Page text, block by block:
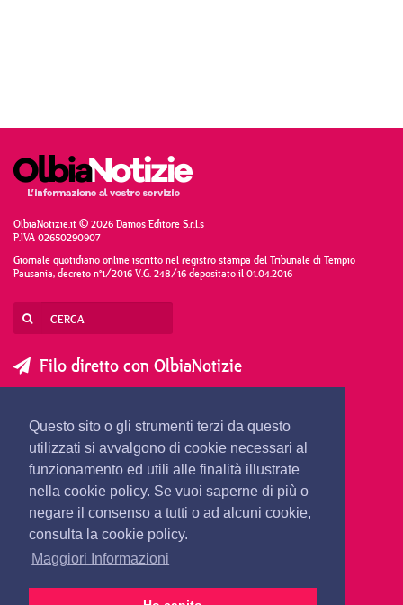
Questo sito o gli strumenti terzi da questo
utilizzati si avvalgono di cookie necessari al
funzionamento ed utili alle finalità illustrate
nella cookie policy. Se vuoi saperne di più o
negare il consenso a tutti o ad alcuni cookie,
consulta la cookie policy.
Maggiori Informazioni
OlbiaNotizie.it © 2026 Damos Editore S.r.l.s
P.IVA 02650290907
Giornale quotidiano online iscritto nel registro stampa del Tribunale di Tempio
Pausania, decreto n°1/2016 V.G. 248/16 depositato il 01.04.2016
Filo diretto con OlbiaNotizie
SEGNALA UNA NOTIZIA
SEGNALA UN EVENTO
redazione@olbianotizie.it